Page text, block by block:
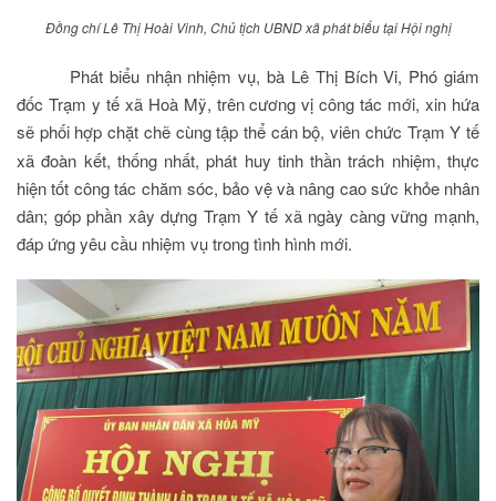
Đồng chí Lê Thị Hoài Vinh, Chủ tịch UBND xã phát biểu tại Hội nghị
Phát biểu nhận nhiệm vụ, bà Lê Thị Bích Vi, Phó giám
đốc Trạm y tế xã Hoà Mỹ, trên cương vị công tác mới, xin hứa
sẽ phối hợp chặt chẽ cùng tập thể cán bộ, viên chức Trạm Y tế
xã đoàn kết, thống nhất, phát huy tinh thần trách nhiệm, thực
hiện tốt công tác chăm sóc, bảo vệ và nâng cao sức khỏe nhân
dân; góp phần xây dựng Trạm Y tế xã ngày càng vững mạnh,
đáp ứng yêu cầu nhiệm vụ trong tình hình mới.